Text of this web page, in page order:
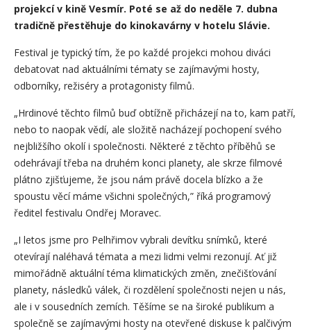
projekcí v kině Vesmír. Poté se až do neděle 7. dubna
tradičně přestěhuje do kinokavárny v hotelu Slávie.
Festival je typický tím, že po každé projekci mohou diváci
debatovat nad aktuálními tématy se zajímavými hosty,
odborníky, režiséry a protagonisty filmů.
„Hrdinové těchto filmů buď obtížně přicházejí na to, kam patří,
nebo to naopak vědí, ale složitě nacházejí pochopení svého
nejbližšího okolí i společnosti. Některé z těchto příběhů se
odehrávají třeba na druhém konci planety, ale skrze filmové
plátno zjišťujeme, že jsou nám právě docela blízko a že
spoustu věcí máme všichni společných,” říká programový
ředitel festivalu Ondřej Moravec.
„I letos jsme pro Pelhřimov vybrali devítku snímků, které
otevírají naléhavá témata a mezi lidmi velmi rezonují. Ať již
mimořádně aktuální téma klimatických změn, znečišťování
planety, následků válek, či rozdělení společnosti nejen u nás,
ale i v sousedních zemích. Těšíme se na široké publikum a
společně se zajímavými hosty na otevřené diskuse k palčivým